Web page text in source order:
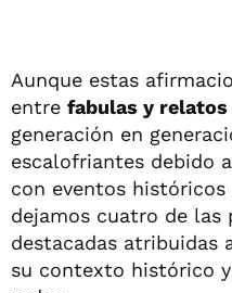
Aunque estas
entre fabulas y relatos
generación en
escalofriantes debido
con eventos históricos
dejamos cuatro de las
destacadas atribuidas
su contexto histórico